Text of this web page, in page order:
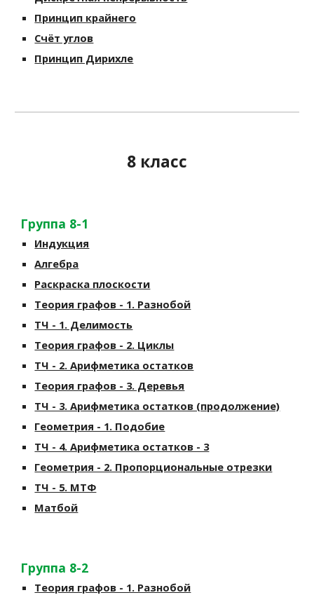
Принцип крайнего
Счёт углов
Принцип Дирихле
8 класс
Группа 8-1
Индукция
Алгебра
Раскраска плоскости
Теория графов - 1. Разнобой
ТЧ - 1. Делимость
Теория графов - 2. Циклы
ТЧ - 2. Арифметика остатков
Теория графов - 3. Деревья
ТЧ - 3. Арифметика остатков (продолжение)
Геометрия - 1. Подобие
ТЧ - 4. Арифметика остатков - 3
Геометрия - 2. Пропорциональные отрезки
ТЧ - 5. МТФ
Матбой
Группа 8-2
Теория графов - 1. Разнобой